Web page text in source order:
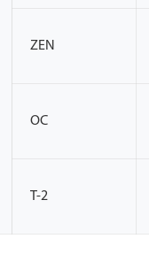
ZEN
OC
T-2